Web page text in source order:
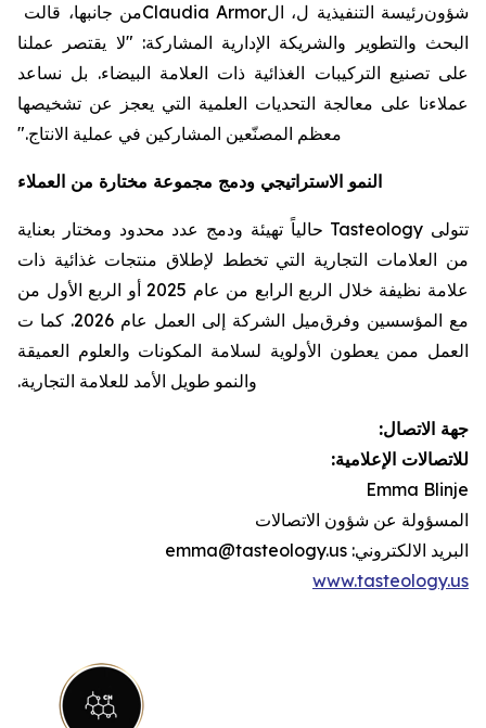
من جانبها، قالتClaudia Armor، الرئيسة التنفيذية لشؤون
البحث والتطوير والشريكة الإدارية المشاركة: "لا يقتصر عملنا
على تصنيع التركيبات الغذائية ذات العلامة البيضاء. بل نساعد
عملاءنا على معالجة التحديات العلمية التي يعجز عن تشخيصها
معظم المصنّعين المشاركين في عملية الانتاج."
النمو الاستراتيجي ودمج مجموعة مختارة من العملاء
تتولى Tasteology حالياً تهيئة ودمج عدد محدود ومختار بعناية
من العلامات التجارية التي تخطط لإطلاق منتجات غذائية ذات
علامة نظيفة خلال الربع الرابع من عام 2025 أو الربع الأول من
عام 2026. كما ت ميل الشركة إلى العملمع المؤسسين وفرق
العمل ممن يعطون الأولوية لسلامة المكونات والعلوم العميقة
والنمو طويل الأمد للعلامة التجارية.
جهة الاتصال:
للاتصالات الإعلامية:
Emma Blinje
المسؤولة عن شؤون الاتصالات
البريد الالكتروني: emma@tasteology.us
www.tasteology.us